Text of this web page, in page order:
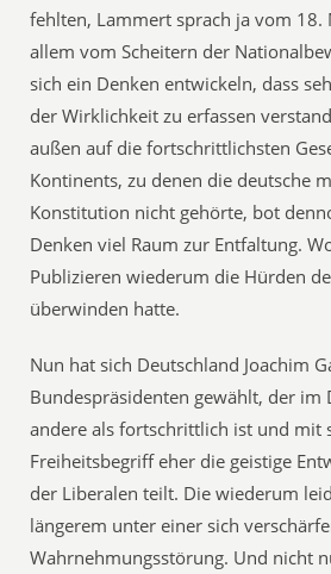
fehlten, Lammert sprach ja vom 18.
allem vom Scheitern der
sich ein Denken entwickeln, dass
der Wirklichkeit zu erfassen
außen auf die fortschrittlichsten
Kontinents, zu denen die deutsche
Konstitution nicht gehörte, bot
Denken viel Raum zur Entfaltung.
Publizieren wiederum die Hürden
überwinden hatte.
Nun hat sich Deutschland Joachim
Bundespräsidenten gewählt, der im
andere als fortschrittlich ist und mit
Freiheitsbegriff eher die geistige
der Liberalen teilt. Die wiederum
längerem unter einer sich
Wahrnehmungsstörung. Und nicht